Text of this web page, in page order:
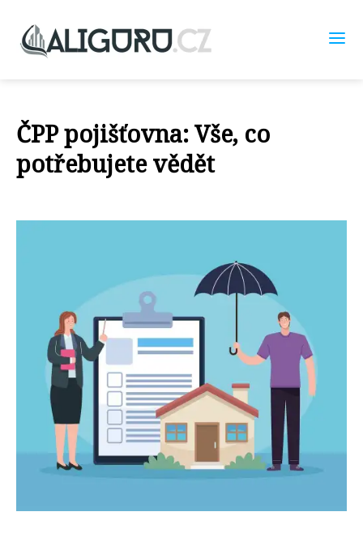
ČPP pojišťovna: Vše, co
potřebujete vědět